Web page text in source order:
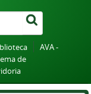
Canais
AVA -
de